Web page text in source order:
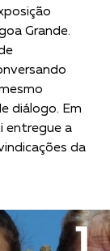
Grande.
diálogo. Em
entregue a
da